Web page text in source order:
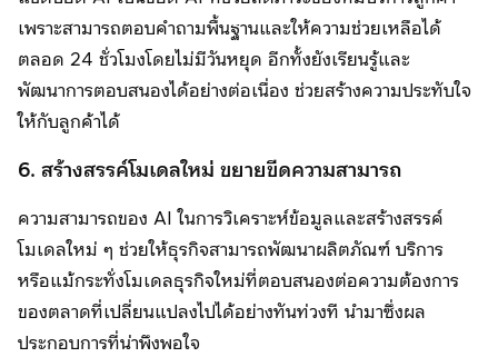
เพราะสามารถตอบคำถามพื้นฐานและให้ความช่วยเหลือได้
ตลอด 24 ชั่วโมงโดยไม่มีวันหยุด อีกทั้งยังเรียนรู้และ
พัฒนาการตอบสนองได้อย่างต่อเนื่อง ช่วยสร้างความประทับใจ
ให้กับลูกค้าได้
6. สร้างสรรค์โมเดลใหม่ ขยายขีดความสามารถ
ความสามารถของ AI ในการวิเคราะห์ข้อมูลและสร้างสรรค์
โมเดลใหม่ ๆ ช่วยให้ธุรกิจสามารถพัฒนาผลิตภัณฑ์ บริการ
หรือแม้กระทั่งโมเดลธุรกิจใหม่ที่ตอบสนองต่อความต้องการ
ของตลาดที่เปลี่ยนแปลงไปได้อย่างทันท่วงที นำมาซึ่งผล
ประกอบการที่น่าพึงพอใจ